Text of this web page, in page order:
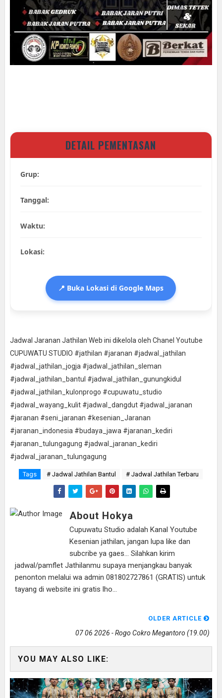
DETAIL PEMENTASAN
Grup:
Tanggal:
Waktu:
Lokasi:
📍 Buka Lokasi di Google Maps
Jadwal Jaranan Jathilan Web ini dikelola oleh Chanel Youtube
CUPUWATU STUDIO #jathilan #jaranan #jadwal_jathilan
#jadwal_jathilan_jogja #jadwal_jathilan_sleman
#jadwal_jathilan_bantul #jadwal_jathilan_gunungkidul
#jadwal_jathilan_kulonprogo #cupuwatu_studio
#jadwal_wayang_kulit #jadwal_dangdut #jadwal_jaranan
#jaranan #seni_jaranan #kesenian_Jaranan
#jaranan_indonesia #budaya_jawa #jaranan_kediri
#jaranan_tulungagung #jadwal_jaranan_kediri
#jadwal_jaranan_tulungagung
Tags # Jadwal Jathilan Bantul # Jadwal Jathilan Terbaru
About Hokya
Cupuwatu Studio adalah Kanal Youtube
Kesenian jathilan, jangan lupa like dan
subcribe ya gaes... Silahkan kirim
jadwal/pamflet Jathilanmu supaya menjangkau banyak
penonton melalui wa admin 081802727861 (GRATIS) untuk
tayang di website ini gratis lho...
OLDER ARTICLE
07 06 2026 - Rogo Cokro Megantoro (19.00)
YOU MAY ALSO LIKE: